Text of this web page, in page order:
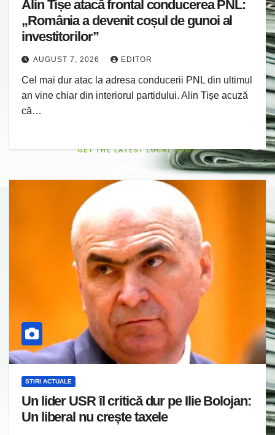
Alin Tișe atacă frontal conducerea PNL:
„România a devenit coșul de gunoi al
investitorilor”
AUGUST 7, 2026 EDITOR
Cel mai dur atac la adresa conducerii PNL din ultimul
an vine chiar din interiorul partidului. Alin Tișe acuză
că…
STIRI ACTUALE
Un lider USR îl critică dur pe Ilie Bolojan:
Un liberal nu crește taxele